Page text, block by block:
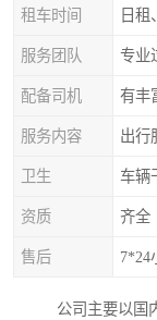
租车时间 日租
服务团队 专业
配备司机 有丰
服务内容 出行
卫生 车辆
资质 齐全
售后 7*24
公司主要以国